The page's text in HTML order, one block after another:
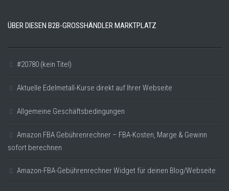
ÜBER DIESEN B2B-GROSSHÄNDLER MARKTPLATZ
#20780 (kein Titel)
Aktuelle Edelmetall-Kurse direkt auf Ihrer Webseite
Allgemeine Geschäftsbedingungen
Amazon FBA Gebührenrechner – FBA-Kosten, Marge & Gewinn
sofort berechnen
Amazon-FBA-Gebührenrechner Widget für deinen Blog/Webseite